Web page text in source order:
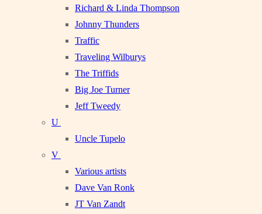
Richard & Linda Thompson
Johnny Thunders
Traffic
Traveling Wilburys
The Triffids
Big Joe Turner
Jeff Tweedy
U
Uncle Tupelo
V
Various artists
Dave Van Ronk
JT Van Zandt